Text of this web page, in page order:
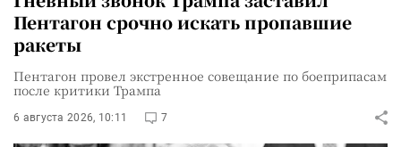
Пентагон срочно искать пропавшие
ракеты
Пентагон провел экстренное совещание по боеприпасам
после критики Трампа
6 августа 2026, 10:11 7